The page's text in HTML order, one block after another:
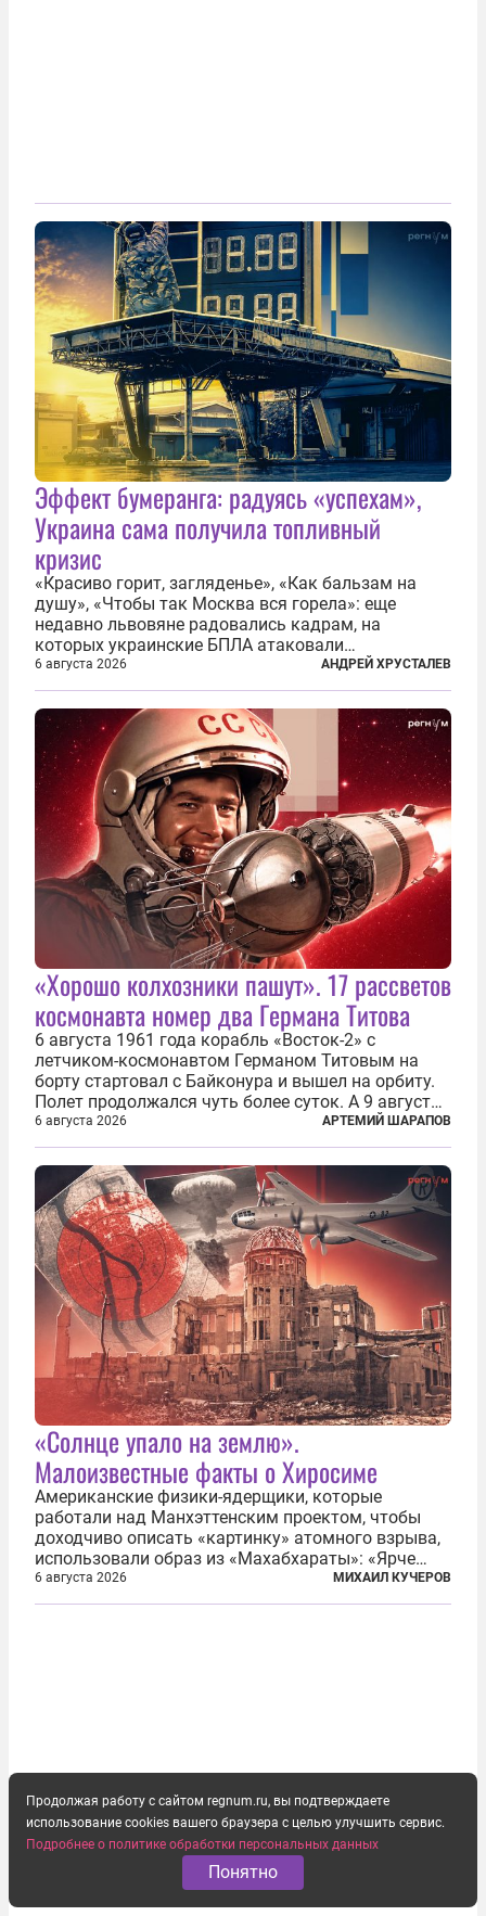
Эффект бумеранга: радуясь «успехам»,
Украина сама получила топливный
кризис
«Красиво горит, загляденье», «Как бальзам на
душу», «Чтобы так Москва вся горела»: еще
недавно львовяне радовались кадрам, на
которых украинские БПЛА атаковали
нефтеперерабатывающие предприятия России. В
скором времени оказалось, что в «эту игру можно
играть вдвоем» — российские дроны только за...
6 августа 2026 АНДРЕЙ ХРУСТАЛЕВ
«Хорошо колхозники пашут». 17 рассветов
космонавта номер два Германа Титова
6 августа 1961 года корабль «Восток-2» с
летчиком-космонавтом Германом Титовым на
борту стартовал с Байконура и вышел на орбиту.
Полет продолжался чуть более суток. А 9 августа
второй человек в космосе получил звезду Героя
Советского Союза и орден Ленина. Миссия Титова
зачастую находится несколько...
6 августа 2026 АРТЕМИЙ ШАРАПОВ
«Солнце упало на землю».
Малоизвестные факты о Хиросиме
Американские физики-ядерщики, которые
работали над Манхэттенским проектом, чтобы
доходчиво описать «картинку» атомного взрыва,
использовали образ из «Махабхараты»: «Ярче
тысячи солнц пылало это пламя». Не все жители
японских городов Хиросимы и Нагасаки, на
6 августа 2026 МИХАИЛ КУЧЕРОВ
Продолжая работу с сайтом regnum.ru, вы подтверждаете
использование cookies вашего браузера с целью улучшить сервис.
Подробнее о политике обработки персональных данных
Понятно